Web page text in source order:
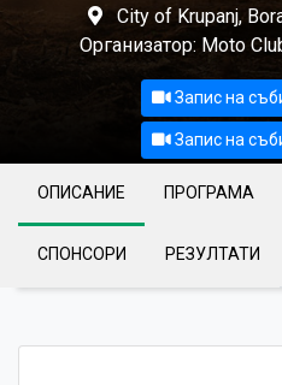
City of Krupanj,
Организатор: Moto
Запис на
Запис на
ОПИСАНИЕ ПРОГРАМА
СПОНСОРИ РЕЗУЛТАТИ